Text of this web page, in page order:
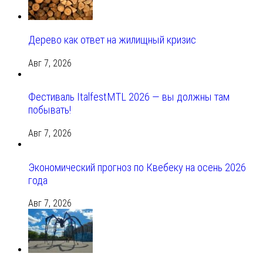
Дерево как ответ на жилищный кризис
Авг 7, 2026
Фестиваль ItalfestMTL 2026 — вы должны там
побывать!
Авг 7, 2026
Экономический прогноз по Квебеку на осень 2026
года
Авг 7, 2026